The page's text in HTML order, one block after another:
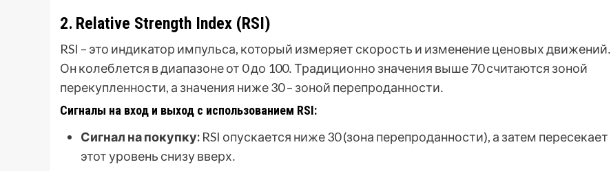
2․ Relative Strength Index (RSI)
RSI – это индикатор импульса, который измеряет скорость и изменение ценовых движений․
Он колеблется в диапазоне от 0 до 100․ Традиционно значения выше 70 считаются зоной
перекупленности, а значения ниже 30 – зоной перепроданности․
Сигналы на вход и выход с использованием RSI:
Сигнал на покупку: RSI опускается ниже 30 (зона перепроданности), а затем пересекает
этот уровень снизу вверх․